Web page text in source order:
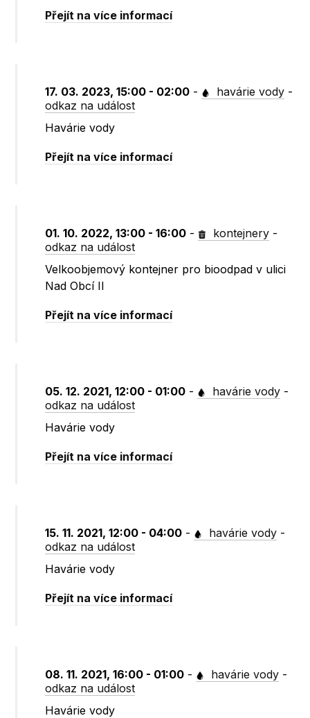
Přejít na více informací
17. 03. 2023, 15:00 - 02:00 - havárie vody -
odkaz na událost
Havárie vody
Přejít na více informací
01. 10. 2022, 13:00 - 16:00 - kontejnery -
odkaz na událost
Velkoobjemový kontejner pro bioodpad v ulici
Nad Obcí II
Přejít na více informací
05. 12. 2021, 12:00 - 01:00 - havárie vody -
odkaz na událost
Havárie vody
Přejít na více informací
15. 11. 2021, 12:00 - 04:00 - havárie vody -
odkaz na událost
Havárie vody
Přejít na více informací
08. 11. 2021, 16:00 - 01:00 - havárie vody -
odkaz na událost
Havárie vody